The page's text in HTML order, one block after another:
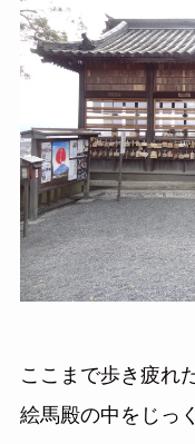
ここまで歩き疲れ
絵馬殿の中をじっ